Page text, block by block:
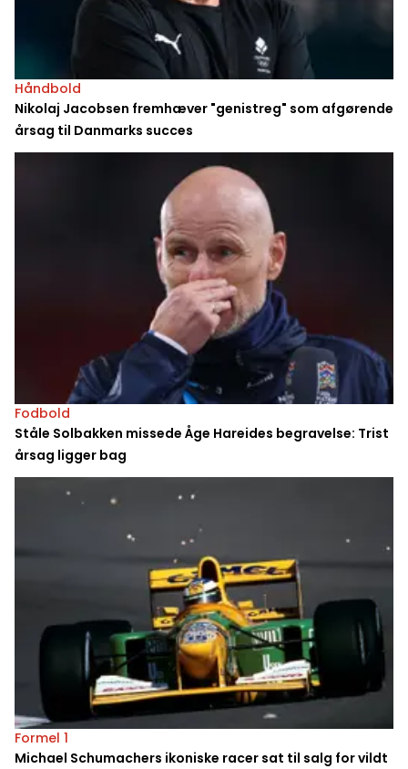
Håndbold
Nikolaj Jacobsen fremhæver "genistreg" som afgørende
årsag til Danmarks succes
Fodbold
Ståle Solbakken missede Åge Hareides begravelse: Trist
årsag ligger bag
Formel 1
Michael Schumachers ikoniske racer sat til salg for vildt